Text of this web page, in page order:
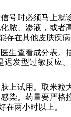
号时必须马上
脓、渗液，或
存在其他皮肤疾病
生查看成分表。
发型过敏反应
上试用。取米粒
染。药量要严
在两小时以上。